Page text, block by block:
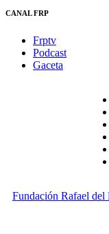
CANAL FRP
Frptv
Podcast
Gaceta
Fundación Rafael del